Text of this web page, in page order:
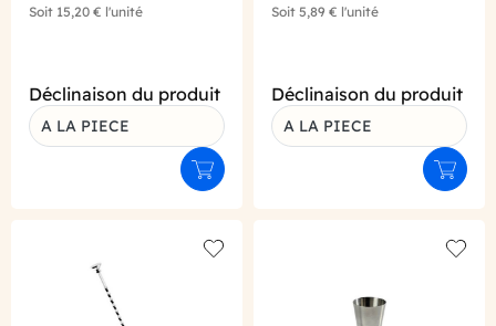
Soit 15,20 € l'unité
Déclinaison du produit
A LA PIECE
Ajouter au panier
Soit 5,89 € l'unité
Déclinaison du produit
A LA PIECE